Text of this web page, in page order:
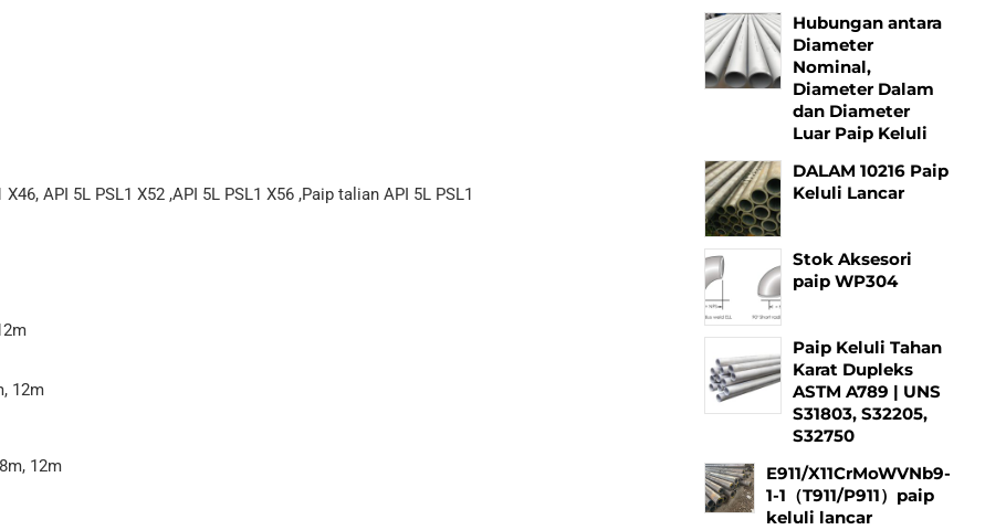
API 5L PSL1 X52 ,API 5L PSL1 X56 ,Paip talian API 5L PSL1
12m
12m
Hubungan antara
Diameter
Nominal,
Diameter Dalam
dan Diameter
Luar Paip Keluli
DALAM 10216 Paip
Keluli Lancar
Stok Aksesori
paip WP304
Paip Keluli Tahan
Karat Dupleks
ASTM A789 | UNS
S31803, S32205,
S32750
E911/X11CrMoWVNb9-
1-1（T911/P911）paip
keluli lancar